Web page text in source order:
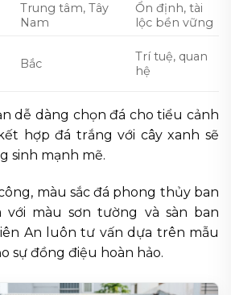
Trung tâm, Tây
Nam
Ổn định, tài
lộc bền vững
Bắc
Trí tuệ, quan
hệ
dễ dàng chọn đá cho tiểu cảnh
hợp đá trắng với cây xanh sẽ
sinh mạnh mẽ.
màu sắc đá phong thủy ban
với màu sơn tường và sàn ban
An luôn tư vấn dựa trên mẫu
sự đồng điệu hoàn hảo.